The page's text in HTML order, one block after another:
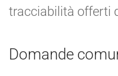
tracciabilità offerti
Domande